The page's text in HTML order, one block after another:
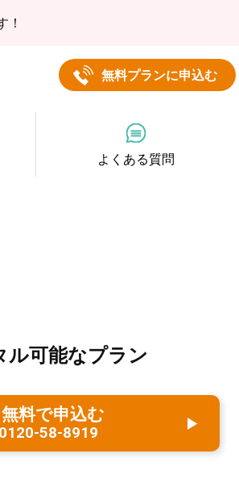
無料プランに申込む
よくある質問
！
ル可能なプラン
料で申込む
58-8919